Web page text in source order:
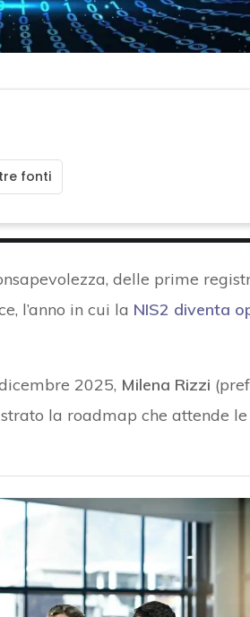
fonti
delle prime
l’anno in cui la NIS2 diventa
2025, Milena Rizzi
la roadmap che attende